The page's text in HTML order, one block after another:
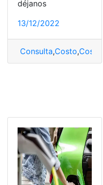
déjanos
13/12/2022
Consulta,Costo,Costos